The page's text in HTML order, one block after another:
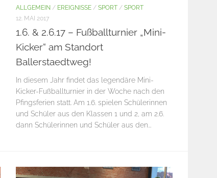
ALLGEMEIN / EREIGNISSE / SPORT / SPORT
12. MAI 2017
1.6. & 2.6.17 – Fußballturnier „Mini-
Kicker“ am Standort
Ballerstaedtweg!
In diesem Jahr findet das legendäre Mini-
Kicker-Fußballturnier in der Woche nach den
Pfingsferien statt. Am 1.6. spielen Schülerinnen
und Schüler aus den Klassen 1 und 2, am 2.6.
dann Schülerinnen und Schüler aus den...